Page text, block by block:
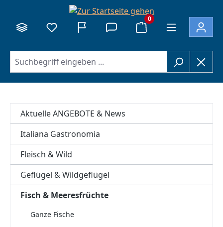
0
Aktuelle ANGEBOTE & News
Italiana Gastronomia
Fleisch & Wild
Geflügel & Wildgeflügel
Fisch & Meeresfrüchte
Ganze Fische